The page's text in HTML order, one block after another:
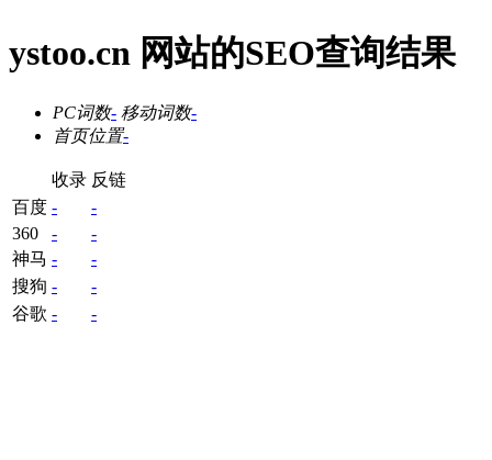
ystoo.cn 网站的SEO查询结果
PC词数- 移动词数-
首页位置-
收录 反链
百度 -
-
360
-
-
神马 -
-
搜狗 -
-
谷歌 - -